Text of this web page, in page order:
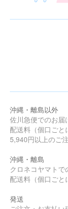
沖縄・離島以外
佐川急便でのお届
配送料（個口ごと
5,940円以上のご
沖縄・離島
クロネコヤマトで
配送料（個口ごと
発送